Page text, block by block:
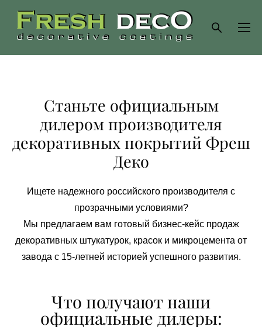
Станьте официальным
дилером производителя
декоративных покрытий Фреш
Деко
Ищете надежного российского производителя с
прозрачными условиями?
Мы предлагаем вам готовый бизнес-кейс продаж
декоративных штукатурок, красок и микроцемента от
завода с 15-летней историей успешного развития.
Что получают наши
официальные дилеры: